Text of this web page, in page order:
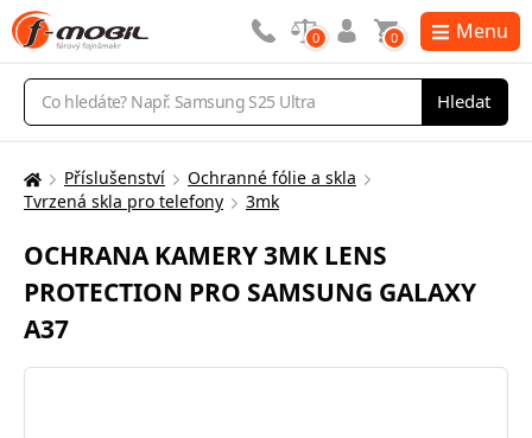
Vyhledávání
Hledat
0 0 Menu
Zde
nacházíte:
Příslušenství
Ochranné fólie a skla
Tvrzená skla pro telefony
3mk
OCHRANA KAMERY 3MK LENS
PROTECTION PRO SAMSUNG GALAXY
A37